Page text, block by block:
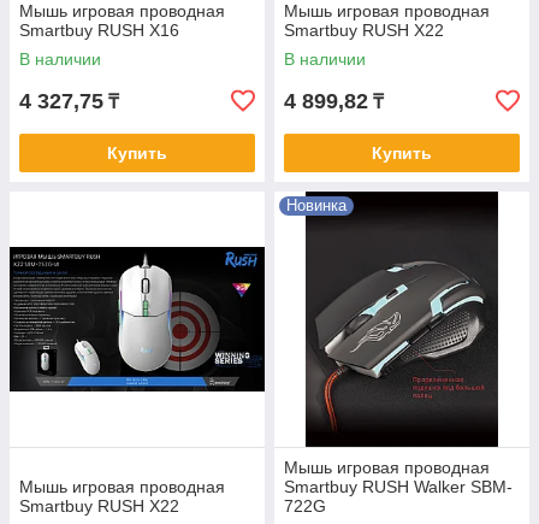
Мышь игровая проводная
Smartbuy RUSH X16
В наличии
4 327,75 ₸
Купить
Мышь игровая проводная
Smartbuy RUSH X22
В наличии
4 899,82 ₸
Купить
Мышь игровая проводная
Smartbuy RUSH X22
Новинка
Мышь игровая проводная
Smartbuy RUSH Walker SBM-
722G